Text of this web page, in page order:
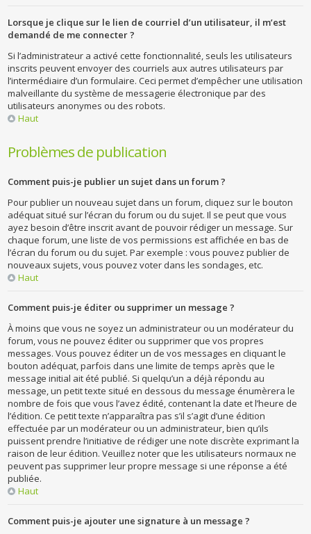
Lorsque je clique sur le lien de courriel d’un utilisateur, il m’est
demandé de me connecter ?
Si l’administrateur a activé cette fonctionnalité, seuls les utilisateurs
inscrits peuvent envoyer des courriels aux autres utilisateurs par
l’intermédiaire d’un formulaire. Ceci permet d’empêcher une utilisation
malveillante du système de messagerie électronique par des
utilisateurs anonymes ou des robots.
Haut
Problèmes de publication
Comment puis-je publier un sujet dans un forum ?
Pour publier un nouveau sujet dans un forum, cliquez sur le bouton
adéquat situé sur l’écran du forum ou du sujet. Il se peut que vous
ayez besoin d’être inscrit avant de pouvoir rédiger un message. Sur
chaque forum, une liste de vos permissions est affichée en bas de
l’écran du forum ou du sujet. Par exemple : vous pouvez publier de
nouveaux sujets, vous pouvez voter dans les sondages, etc.
Haut
Comment puis-je éditer ou supprimer un message ?
À moins que vous ne soyez un administrateur ou un modérateur du
forum, vous ne pouvez éditer ou supprimer que vos propres
messages. Vous pouvez éditer un de vos messages en cliquant le
bouton adéquat, parfois dans une limite de temps après que le
message initial ait été publié. Si quelqu’un a déjà répondu au
message, un petit texte situé en dessous du message énumèrera le
nombre de fois que vous l’avez édité, contenant la date et l’heure de
l’édition. Ce petit texte n’apparaîtra pas s’il s’agit d’une édition
effectuée par un modérateur ou un administrateur, bien qu’ils
puissent prendre l’initiative de rédiger une note discrète exprimant la
raison de leur édition. Veuillez noter que les utilisateurs normaux ne
peuvent pas supprimer leur propre message si une réponse a été
publiée.
Haut
Comment puis-je ajouter une signature à un message ?